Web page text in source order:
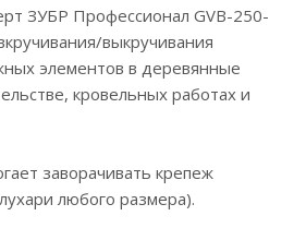
ЗУБР Профессионал GVB-250-
выкручивания
элементов в деревянные
кровельных работах и
заворачивать крепеж
любого размера).